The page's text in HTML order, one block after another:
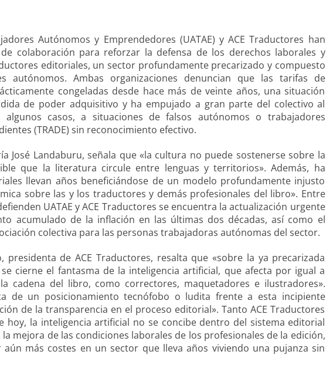
Autónomos y Emprendedores (UATAE) y ACE Traductores han
colaboración para reforzar la defensa de los derechos laborales y
editoriales, un sector profundamente precarizado y compuesto
autónomos. Ambas organizaciones denuncian que las tarifas de
congeladas desde hace más de veinte años, una situación
de poder adquisitivo y ha empujado a gran parte del colectivo al
casos, a situaciones de falsos autónomos o trabajadores
(TRADE) sin reconocimiento efectivo.
José Landaburu, señala que «la cultura no puede sostenerse sobre la
que la literatura circule entre lenguas y territorios». Además, ha
llevan años beneficiándose de un modelo profundamente injusto
sobre las y los traductores y demás profesionales del libro». Entre
UATAE y ACE Traductores se encuentra la actualización urgente
acumulado de la inflación en las últimas dos décadas, así como el
colectiva para las personas trabajadoras autónomas del sector.
presidenta de ACE Traductores, resalta que «sobre la ya precarizada
cierne el fantasma de la inteligencia artificial, que afecta por igual a
cadena del libro, como correctores, maquetadores e ilustradores».
de un posicionamiento tecnófobo o ludita frente a esta incipiente
de la transparencia en el proceso editorial». Tanto ACE Traductores
hoy, la inteligencia artificial no se concibe dentro del sistema editorial
mejora de las condiciones laborales de los profesionales de la edición,
más costes en un sector que lleva años viviendo una pujanza sin